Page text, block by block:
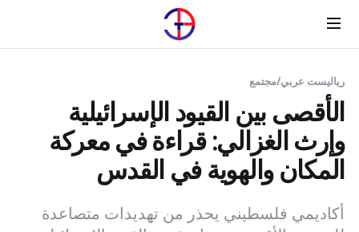
Menu
رياليست عربي/مجتمع
الأقصى بين القيود الإسرائيلية
وإرث الغزالي: قراءة في معركة
المكان والهوية في القدس
أكاديمي فلسطيني يحذر من تهديدات متصاعدة